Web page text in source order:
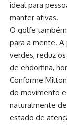
ideal para
manter ativas.
O golfe
para a mente. A
verdes, reduz
de endorfina,
Conforme
do movimento
naturalmente
estado de